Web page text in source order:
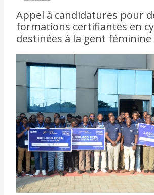
Appel à candidatures pour
formations certifiantes en
destinées à la gent féminine